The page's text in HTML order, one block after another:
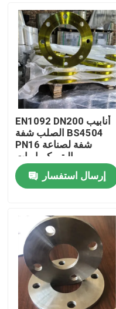
إتصال
المنتجات
شفة أنابيب الصلب
شفة أنابيب DIN
شفة الأنبوب ANSI
الشفاه القياسية GOST
BS 4504 شفة
شفة EN 1092
EN1092 DN200 أنابيب
الصلب شفة BS4504
PN16 شفة لصناعة
البتروكيماويات
إرسال استفسار